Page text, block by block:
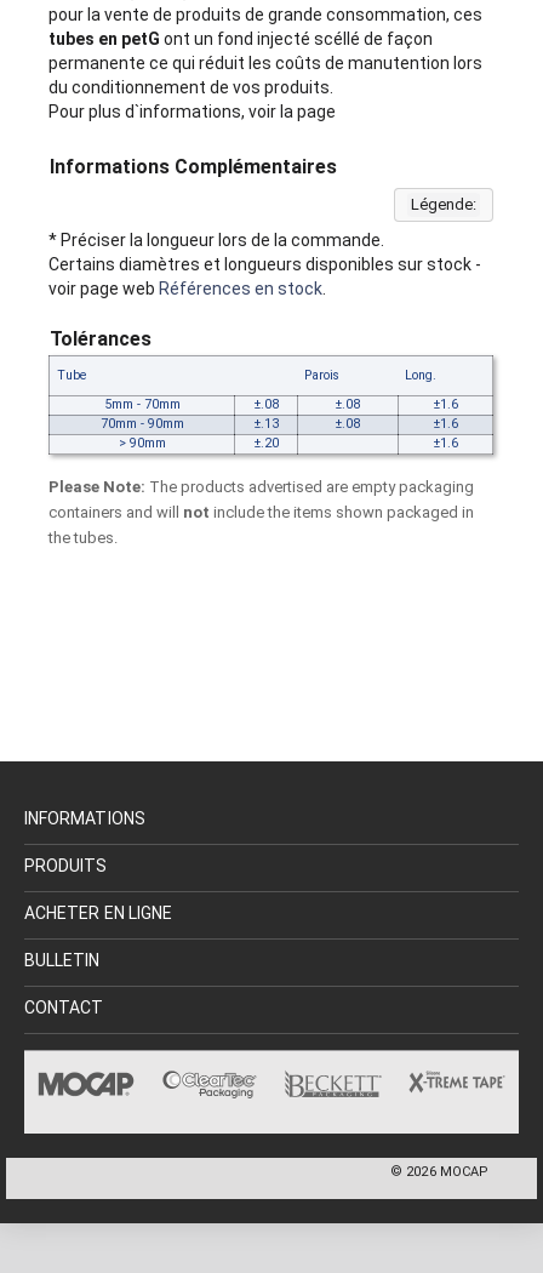
pour la vente de produits de grande consommation, ces
tubes en petG ont un fond injecté scéllé de façon
permanente ce qui réduit les coûts de manutention lors
du conditionnement de vos produits.
Pour plus d`informations, voir la page
Informations Complémentaires
Légende:
* Préciser la longueur lors de la commande.
Certains diamètres et longueurs disponibles sur stock -
voir page web Références en stock
Tolérances
Tube Parois
Long.
5mm - 70mm
±.08 ±.08
±1.6
70mm - 90mm
±.13 ±.08
±1.6
> 90mm
±.20 ±1.6
Please Note: The products advertised are empty packaging
containers and will not include the items shown packaged in
the tubes.
INFORMATIONS
PRODUITS
ACHETER EN LIGNE
BULLETIN
CONTACT
© 2026 MOCAP